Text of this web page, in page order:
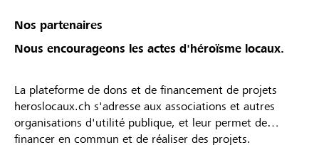
Nos partenaires
Nous encourageons les actes d'héroïsme locaux.
La plateforme de dons et de financement de projets
heroslocaux.ch s'adresse aux associations et autres
organisations d'utilité publique, et leur permet de
financer en commun et de réaliser des projets.